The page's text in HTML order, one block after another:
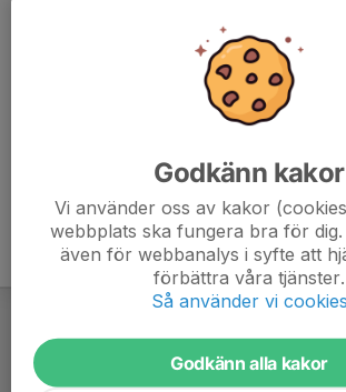
Godkänn kakor
Vi använder oss av kakor
webbplats ska fungera bra för dig.
även för webbanalys i syfte att
förbättra våra tjänster.
Så använder vi cookies
Godkänn alla kakor